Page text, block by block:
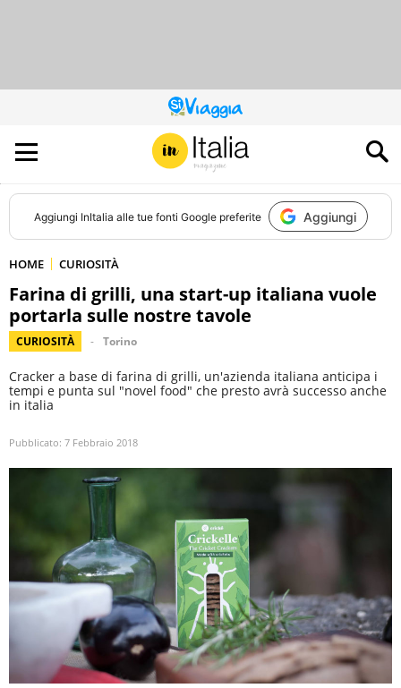
QUESTO
SITO
CONTRIBUISCE
ALL’AUDIENCE
DI
Aggiungi InItalia alle tue fonti Google preferite Aggiungi
HOME CURIOSITÀ
Farina di grilli, una start-up italiana vuole
portarla sulle nostre tavole
CURIOSITÀ Torino
Cracker a base di farina di grilli, un'azienda italiana anticipa i
tempi e punta sul "novel food" che presto avrà successo anche
in italia
Pubblicato: 7 Febbraio 2018